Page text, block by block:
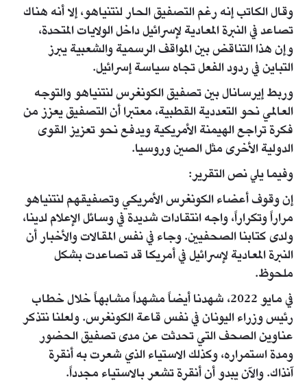
وقال الكاتب إنه رغم التصفيق الحار لنتنياهو، إلا أنه هناك
تصاعد في النبرة المعادية لإسرائيل داخل الولايات المتحدة،
وإن هذا التناقض بين المواقف الرسمية والشعبية يبرز
التباين في ردود الفعل تجاه سياسة إسرائيل.
وربط إيرسانال بين تصفيق الكونغرس لنتنياهو والتوجه
العالمي نحو التعددية القطبية، معتبرا أن التصفيق يعزز من
فكرة تراجع الهيمنة الأمريكية ويدفع نحو تعزيز القوى
الدولية الأخرى مثل الصين وروسيا.
وفيما يلي نص التقرير:
إن وقوف أعضاء الكونغرس الأمريكي وتصفيقهم لنتنياهو
مراراً وتكراراً، واجه انتقادات شديدة في وسائل الإعلام لدينا،
ولدى كتابنا الصحفيين. وجاء في نفس المقالات والأخبار أن
النبرة المعادية لإسرائيل في أمريكا قد تصاعدت بشكل
ملحوظ.
في مايو 2022، شهدنا أيضاً مشهداً مشابهاً خلال خطاب
رئيس وزراء اليونان في نفس قاعة الكونغرس. ولعلنا نتذكر
عناوين الصحف التي تحدثت عن مدى تصفيق الحضور
ومدة استمراره، وكذلك الاستياء الذي شعرت به أنقرة
آنذاك. والآن يبدو أن أنقرة تشعر بالاستياء مجدداً.